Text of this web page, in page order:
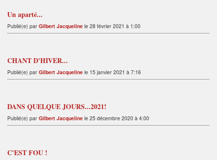
Un aparté...
Publié(e) par Gilbert Jacqueline le 28 février 2021 à 1:00
CHANT D'HIVER...
Publié(e) par Gilbert Jacqueline le 15 janvier 2021 à 7:16
DANS QUELQUE JOURS...2021!
Publié(e) par Gilbert Jacqueline le 25 décembre 2020 à 4:00
C'EST FOU !